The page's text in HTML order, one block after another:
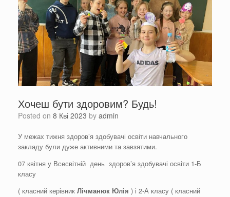
Хочеш бути здоровим? Будь!
Posted on 8 Кві 2023 by admin
У межах тижня здоров’я здобувачі освіти навчального
закладу були дуже активними та завзятими.
07 квітня у Всесвітній день здоров’я здобувачі освіти 1-Б
класу
( класний керівник Лічманюк Юлія ) і 2-А класу ( класний